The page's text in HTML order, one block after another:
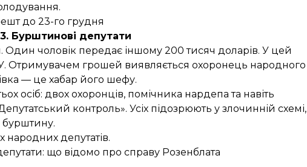
.
до 23-го грудня
3. Бурштинові депутати
Один чоловік передає іншому 200 тисяч доларів. У цей
Отримувачем грошей виявляється охоронець народного
— це хабар його шефу.
осіб: двох охоронців, помічника нардепа та навіть
контроль». Усіх підозрюють у злочинній схемі,
бурштину.
народних депутатів.
що відомо про справу Розенблата